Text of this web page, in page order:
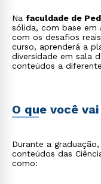
Na faculdade de
sólida, com base em
com os desafios
curso, aprenderá a
diversidade em sala
conteúdos a
O que você
Durante a
conteúdos das
como: